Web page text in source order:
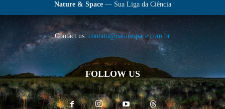
Nature & Space— Sua Liga da Ciência
Contact us:contato@naturespace.com.br
FOLLOW US